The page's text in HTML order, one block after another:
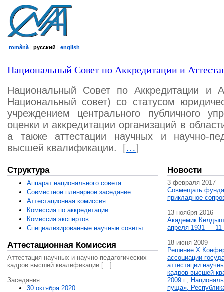
română | русский | english
Национальный Совет по Аккредитации и
Национальный Совет по Аккредитации и
Национальный совет) со статусом
учреждением центрального публичного
оценки и аккредитации организаций в
а также аттестации научных и научно-
высшей квалификации.
[…]
Структура
Аппарат национального совета
Совместное пленарное заседание
Аттестационная комисcия
Комиссия по аккредитации
Комиссия экспертов
Специализированные научные советы
Аттестационная Комиссия
Аттестация научных и научно-педагогических
кадров высшей квалификации […]
Заседания:
30 октября 2020
Новости
3 февраля 2017
Совмещать
прикладное
13 ноября 2016
Академик
апреля 1931 — 11
18 июня 2009
Решение X
ассоциации
аттестации
кадров высшей
2009 г.,
пуща»,